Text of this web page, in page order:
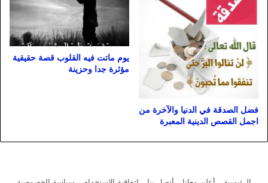
فضل الصدقة في الدنيا والآخرة من
اجمل القصص الدينية المعبرة
يوم ماتت فيه القلوب قصة حقيقية
مؤثرة جدا وحزينة